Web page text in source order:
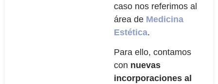
caso nos referimos al
área de Medicina
Estética.
Para ello, contamos
con nuevas
incorporaciones al